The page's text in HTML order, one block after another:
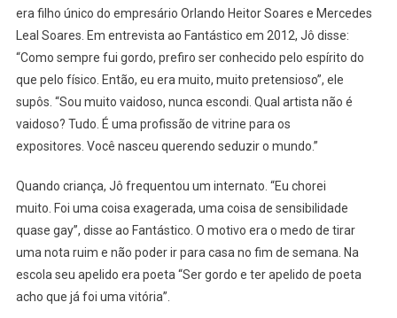
era filho único do empresário Orlando Heitor Soares e Mercedes
Leal Soares. Em entrevista ao Fantástico em 2012, Jô disse:
“Como sempre fui gordo, prefiro ser conhecido pelo espírito do
que pelo físico. Então, eu era muito, muito pretensioso”, ele
supôs. “Sou muito vaidoso, nunca escondi. Qual artista não é
vaidoso? Tudo. É uma profissão de vitrine para os
expositores. Você nasceu querendo seduzir o mundo.”
Quando criança, Jô frequentou um internato. “Eu chorei
muito. Foi uma coisa exagerada, uma coisa de sensibilidade
quase gay”, disse ao Fantástico. O motivo era o medo de tirar
uma nota ruim e não poder ir para casa no fim de semana. Na
escola seu apelido era poeta “Ser gordo e ter apelido de poeta
acho que já foi uma vitória”.